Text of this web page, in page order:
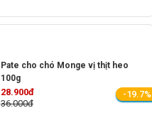
Pate cho chó Monge vị thịt heo
100g
28.900đ
36.000đ
-19.7%